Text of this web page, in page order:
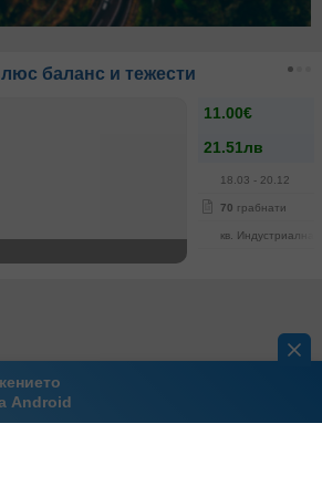
Android
баланс и тежести
11.00€
21.51лв
18.03 - 20.12
70 грабнати
кв. Индустриална